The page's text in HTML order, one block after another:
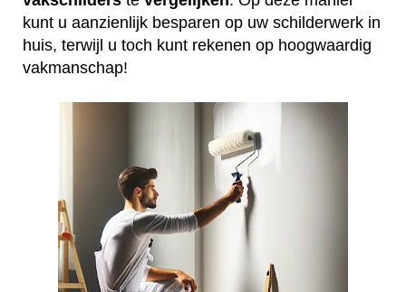
kunt u aanzienlijk besparen op uw schilderwerk in
huis, terwijl u toch kunt rekenen op hoogwaardig
vakmanschap!